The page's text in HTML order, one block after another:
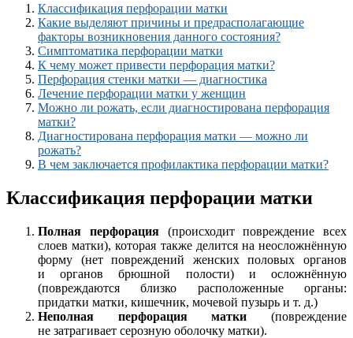
Классификация перфорации матки
Какие выделяют причины и предрасполагающие
факторы возникновения данного состояния?
Симптоматика перфорации матки
К чему может привести перфорация матки?
Перфорация стенки матки — диагностика
Лечение перфорации матки у женщин
Можно ли рожать, если диагностирована перфорация
матки?
Диагностирована перфорация матки — можно ли
рожать?
В чем заключается профилактика перфорации матки?
Классификация перфорации матки
Полная перфорация(происходит повреждение всех
слоев матки), которая также делится на неосложнённую
форму (нет повреждений женских половых органов
и органов брюшной полости) и осложнённую
(повреждаются близко расположенные органы:
придатки матки, кишечник, мочевой пузырь и т. д.)
Неполная перфорация матки (повреждение
не затрагивает серозную оболочку матки).